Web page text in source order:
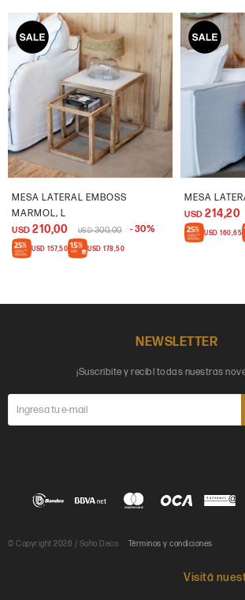
MESA LATERAL EMBOSS
MARMOL, L
USD 210,00 USD 300,00 30
USD 157,50 USD 178,50
MESA
USD 214,20
USD 160,65
NEWSLETTER
¡Suscribite y recibí todas nuestras
© Copyright 2026 / Soho Deco Términos y condiciones